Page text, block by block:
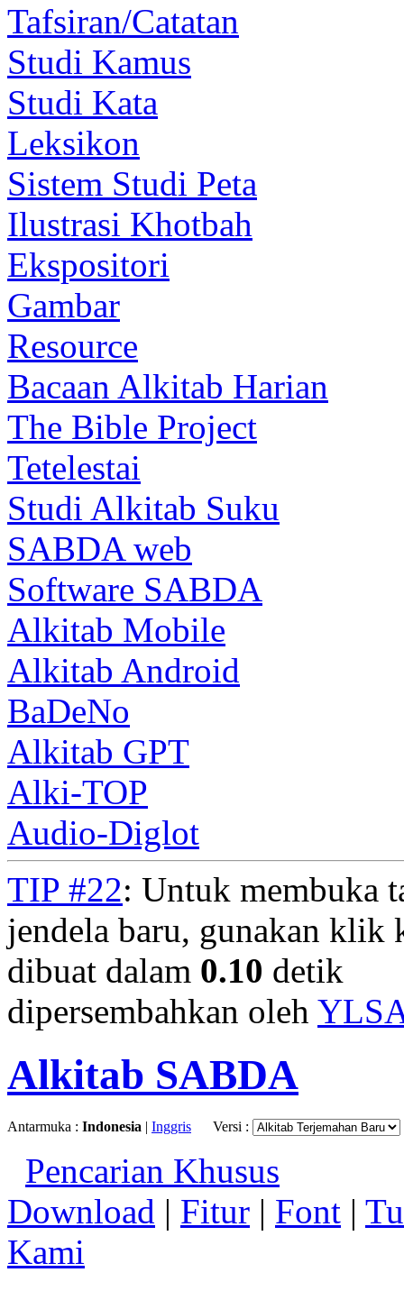
Tafsiran/Catatan
Studi Kamus
Studi Kata
Leksikon
Sistem Studi Peta
Ilustrasi Khotbah
Ekspositori
Gambar
Resource
Bacaan Alkitab Harian
The Bible Project
Tetelestai
Studi Alkitab Suku
SABDA web
Software SABDA
Alkitab Mobile
Alkitab Android
BaDeNo
Alkitab GPT
Alki-TOP
Audio-Diglot
TIP #22: Untuk membuka
jendela baru, gunakan klik
dibuat dalam 0.10 detik
dipersembahkan oleh
Alkitab SABDA
Antarmuka : Indonesia | Inggris Versi :
Pencarian Khusus
Download | Fitur | Font |
Kami